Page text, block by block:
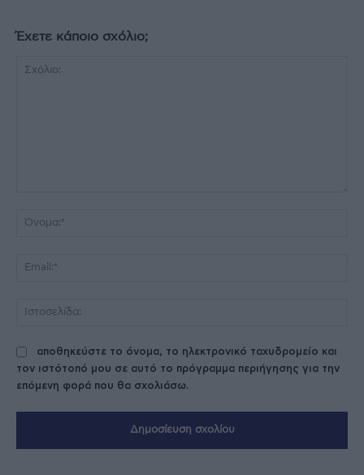
Έχετε κάποιο σχόλιο;
αποθηκεύστε το όνομα, το ηλεκτρονικό ταχυδρομείο και
τον ιστότοπό μου σε αυτό το πρόγραμμα περιήγησης για την
επόμενη φορά που θα σχολιάσω.